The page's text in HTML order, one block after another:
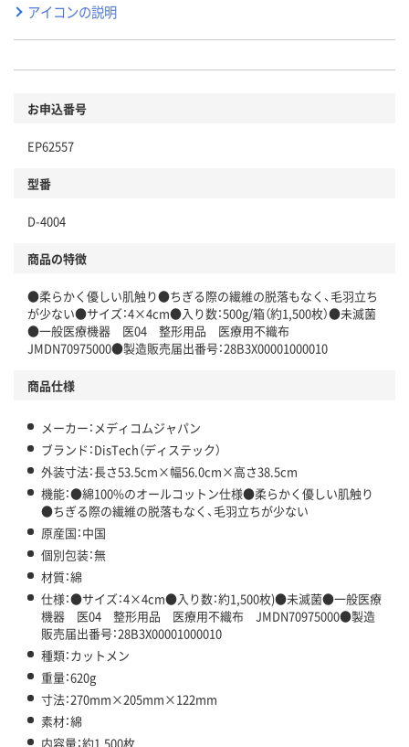
アイコンの説明
お申込番号
EP62557
型番
D-4004
商品の特徴
●柔らかく優しい肌触り●ちぎる際の繊維の脱落もなく、毛羽立ち
が少ない●サイズ：4×4cm●入り数：500g/箱（約1,500枚）●未滅菌
●一般医療機器 医04 整形用品 医療用不織布
JMDN70975000●製造販売届出番号：28B3X00001000010
商品仕様
メーカー：メディコムジャパン
ブランド：DisTech（ディステック）
外装寸法：長さ53.5cm×幅56.0cm×高さ38.5cm
機能：●綿100%のオールコットン仕様●柔らかく優しい肌触り
●ちぎる際の繊維の脱落もなく、毛羽立ちが少ない
原産国：中国
個別包装：無
材質：綿
仕様：●サイズ：4×4cm●入り数：約1,500枚)●未滅菌●一般医療
機器 医04 整形用品 医療用不織布 JMDN70975000●製造
販売届出番号：28B3X00001000010
種類：カットメン
重量：620g
寸法：270mm×205mm×122mm
素材：綿
内容量：約1,500枚